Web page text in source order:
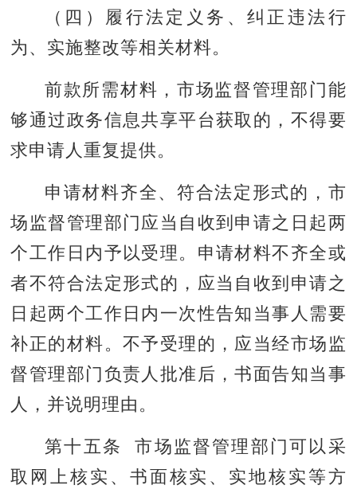
（四）履行法定义务、纠正违法行
为、实施整改等相关材料。
前款所需材料，市场监督管理部门能
够通过政务信息共享平台获取的，不得要
求申请人重复提供。
申请材料齐全、符合法定形式的，市
场监督管理部门应当自收到申请之日起两
个工作日内予以受理。申请材料不齐全或
者不符合法定形式的，应当自收到申请之
日起两个工作日内一次性告知当事人需要
补正的材料。不予受理的，应当经市场监
督管理部门负责人批准后，书面告知当事
人，并说明理由。
第十五条 市场监督管理部门可以采
取网上核实、书面核实、实地核实等方